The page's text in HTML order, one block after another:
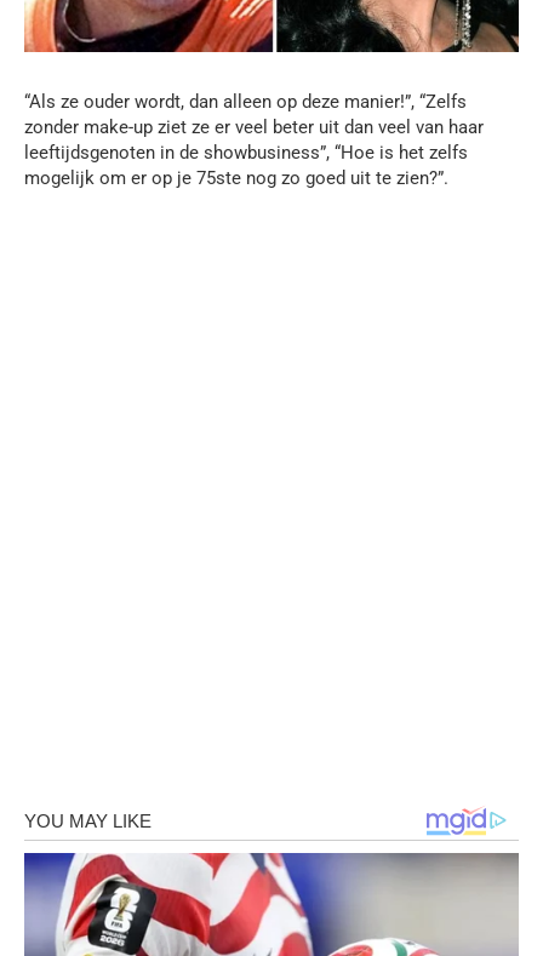
“Als ze ouder wordt, dan alleen op deze manier!”, “Zelfs
zonder make-up ziet ze er veel beter uit dan veel van haar
leeftijdsgenoten in de showbusiness”, “Hoe is het zelfs
mogelijk om er op je 75ste nog zo goed uit te zien?”.